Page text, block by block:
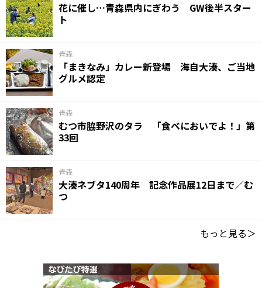
花に催し…青森県内にぎわう GW後半スター
ト
青森
「まきなみ」カレー新登場 海自大湊、ご当地
グルメ認定
青森
むつ市脇野沢のタラ 「食べにおいでよ！」第
33回
青森
大湊ネブタ140周年 記念作品展12日まで／む
つ
もっと見る＞